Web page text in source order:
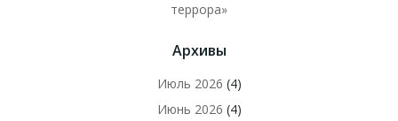
террора»
Архивы
Июль 2026 (4)
Июнь 2026 (4)